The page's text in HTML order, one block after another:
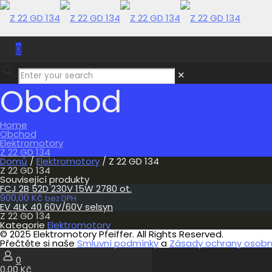
0
0,00 Kč
✕
Obchod
Home
Obchod
Elektromotory
Z 22 GD 134
Domů / Elektromotory / Z 22 GD 134
Z 22 GD 134
Související produkty
FCJ 2B 52D 230V 15W 2780 ot.
900,00 Kč bez DPH
EV 4LK 40 60V/60V selsyn
Z 22 GD 134
Kategorie Elektromotory
© 2025 Elektromotory Pfeiffer. All Rights Reserved.
Přečtěte si naše Smluvní podmínkya Zásady ochrany
0
0,00 Kč